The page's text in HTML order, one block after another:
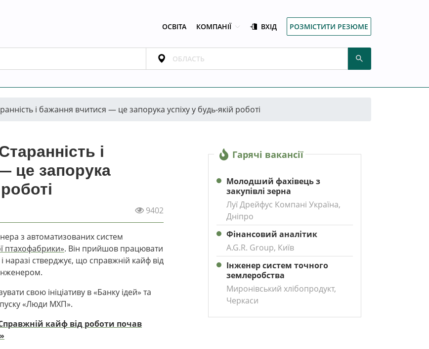
ОСВІТА КОМПАНІЇ ВХІД РОЗМІСТИТИ РЕЗЮМЕ
і бажання вчитися — це запорука успіху у будь-якій роботі
і
це запорука
9402
з автоматизованих систем
птахофабрики». Він прийшов працювати
наразі стверджує, що справжній кайф від
свою ініціативу в «Банку ідей» та
«Люди МХП».
кайф від роботи почав
Гарячі вакансії
Молодший фахівець з
закупівлі зерна
Луї Дрейфус Компані Україна,
Дніпро
Фінансовий аналітик
A.G.R. Group, Київ
Інженер систем точного
землеробства
Миронівський хлібопродукт,
Черкаси